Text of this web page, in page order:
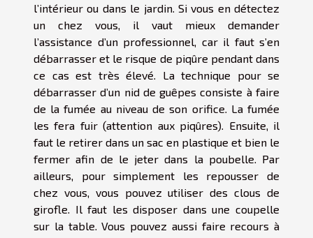
l’intérieur ou dans le jardin. Si vous en détectez
un chez vous, il vaut mieux demander
l’assistance d’un professionnel, car il faut s’en
débarrasser et le risque de piqûre pendant dans
ce cas est très élevé. La technique pour se
débarrasser d’un nid de guêpes consiste à faire
de la fumée au niveau de son orifice. La fumée
les fera fuir (attention aux piqûres). Ensuite, il
faut le retirer dans un sac en plastique et bien le
fermer afin de le jeter dans la poubelle. Par
ailleurs, pour simplement les repousser de
chez vous, vous pouvez utiliser des clous de
girofle. Il faut les disposer dans une coupelle
sur la table. Vous pouvez aussi faire recours à